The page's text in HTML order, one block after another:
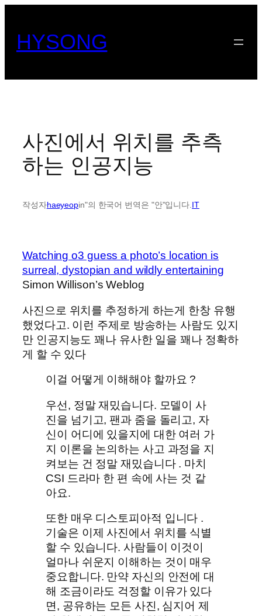
HYSONG
사진에서 위치를 추측
하는 인공지능
작성자haeyeopin"의 한국어 번역은 "안"입니다.IT
Watching o3 guess a photo’s location is
surreal, dystopian and wildly entertaining
Simon Willison’s Weblog
사진으로 위치를 추정하게 하는게 한창 유행
했었다고. 이런 주제로 방송하는 사람도 있지
만 인공지능도 꽤나 유사한 일을 꽤나 정확하
게 할 수 있다
이걸 어떻게 이해해야 할까요 ?
우선, 정말 재밌습니다. 모델이 사
진을 넘기고, 팬과 줌을 돌리고, 자
신이 어디에 있을지에 대한 여러 가
지 이론을 논의하는 사고 과정을 지
켜보는 건 정말 재밌습니다 . 마치
CSI 드라마 한 편 속에 사는 것 같
아요.
또한 매우 디스토피아적 입니다 .
기술은 이제 사진에서 위치를 식별
할 수 있습니다. 사람들이 이것이
얼마나 쉬운지 이해하는 것이 매우
중요합니다. 만약 자신의 안전에 대
해 조금이라도 걱정할 이유가 있다
면, 공유하는 모든 사진, 심지어 제